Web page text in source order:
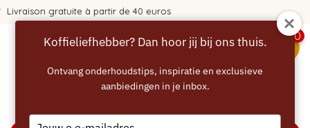
365 jours de réflexion !
0
Koffieliefhebber? Dan hoor jij bij ons thuis.
Ontvang onderhoudstips, inspiratie en exclusieve
aanbiedingen in je inbox.
Type